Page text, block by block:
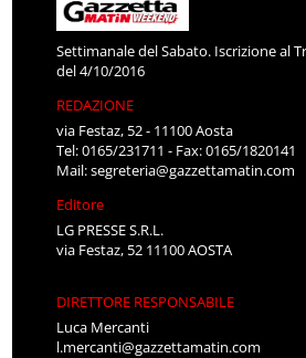
Settimanale del Sabato. Iscrizione al
del 4/10/2016
REDAZIONE
via Festaz, 52 - 11100 Aosta
Tel: 0165/231711 - Fax: 0165/1820141
Mail:segreteria@gazzettamatin.com
Editore
LG PRESSE S.R.L.
via Festaz, 52 11100 AOSTA
DIRETTORE RESPONSABILE
Luca Mercanti
l.mercanti@gazzettamatin.com